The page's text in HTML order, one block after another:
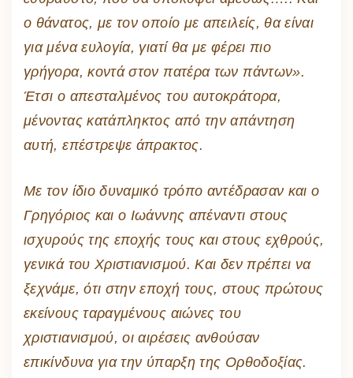
ο θάνατος, με τον οποίο με απειλείς, θα είναι
για μένα ευλογία, γιατί θα με φέρει πιο
γρήγορα, κοντά στον πατέρα των πάντων».
Έτσι ο απεσταλμένος του αυτοκράτορα,
μένοντας κατάπληκτος από την απάντηση
αυτή, επέστρεψε άπρακτος.
Με τον ίδιο δυναμικό τρόπο αντέδρασαν και ο
Γρηγόριος και ο Ιωάννης απέναντι στους
ισχυρούς της εποχής τους και στους εχθρούς,
γενικά του Χριστιανισμού. Και δεν πρέπει να
ξεχνάμε, ότι στην εποχή τους, στους πρώτους
εκείνους ταραγμένους αιώνες του
χριστιανισμού, οι αιρέσεις ανθούσαν
επικίνδυνα για την ύπαρξη της Ορθοδοξίας.